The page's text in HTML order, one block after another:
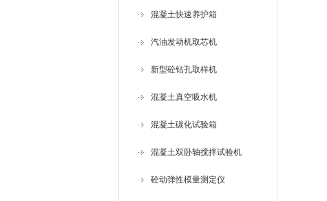
混凝土快速养护箱
汽油发动机取芯机
新型砼钻孔取样机
混凝土真空吸水机
混凝土碳化试验箱
混凝土双卧轴搅拌试验机
砼动弹性模量测定仪